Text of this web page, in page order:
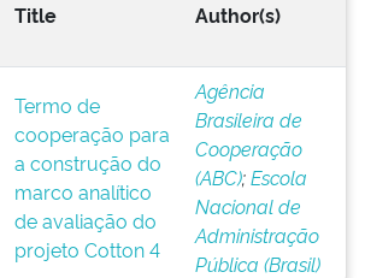
Title Author(s)
Termo de
cooperação para
a construção do
marco analítico
de avaliação do
projeto Cotton 4
Agência
Brasileira de
Cooperação
(ABC);Escola
Nacional de
Administração
Pública (Brasil)